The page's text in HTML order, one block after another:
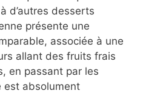
d’autres desserts
présente une
associée à une
allant des fruits frais
en passant par les
est absolument